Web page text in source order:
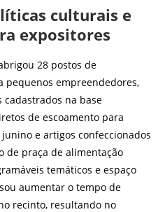
culturais e
expositores
28 postos de
pequenos empreendedores,
cadastrados na base
de escoamento para
e artigos confeccionados
de praça de alimentação
temáticos e espaço
aumentar o tempo de
recinto, resultando no